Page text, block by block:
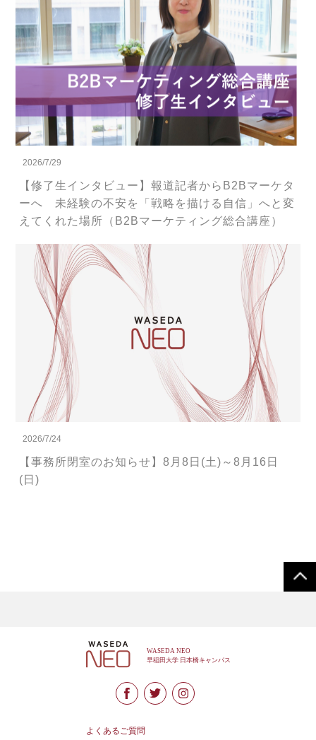
2026/7/29
【修了生インタビュー】報道記者からB2Bマーケタ
ーへ 未経験の不安を「戦略を描ける自信」へと変
えてくれた場所（B2Bマーケティング総合講座）
2026/7/24
【事務所閉室のお知らせ】8月8日(土)～8月16日
(日)
よくあるご質問